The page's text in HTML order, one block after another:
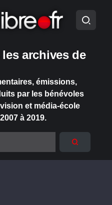
archives de
émissions,
par les bénévoles
et média-école
à 2019.